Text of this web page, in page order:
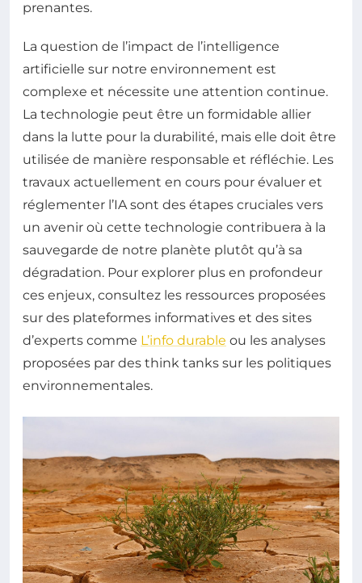
prenantes.
La question de l’impact de l’intelligence
artificielle sur notre environnement est
complexe et nécessite une attention continue.
La technologie peut être un formidable allier
dans la lutte pour la durabilité, mais elle doit être
utilisée de manière responsable et réfléchie. Les
travaux actuellement en cours pour évaluer et
réglementer l’IA sont des étapes cruciales vers
un avenir où cette technologie contribuera à la
sauvegarde de notre planète plutôt qu’à sa
dégradation. Pour explorer plus en profondeur
ces enjeux, consultez les ressources proposées
sur des plateformes informatives et des sites
d’experts comme L’info durable ou les analyses
proposées par des think tanks sur les politiques
environnementales.